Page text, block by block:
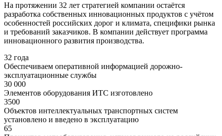
На протяжении 32 лет стратегией компании остаётся
разработка собственных инновационных продуктов с учётом
особенностей российских дорог и климата, специфики рынка
и требований заказчиков. В компании действует программа
инновационного развития производства.
32 года
Обеспечиваем оперативной информацией дорожно-
эксплуатационные службы
30 000
Элементов оборудования ИТС изготовлено
3500
Объектов интеллектуальных транспортных систем
установлено и введено в эксплуатацию
65